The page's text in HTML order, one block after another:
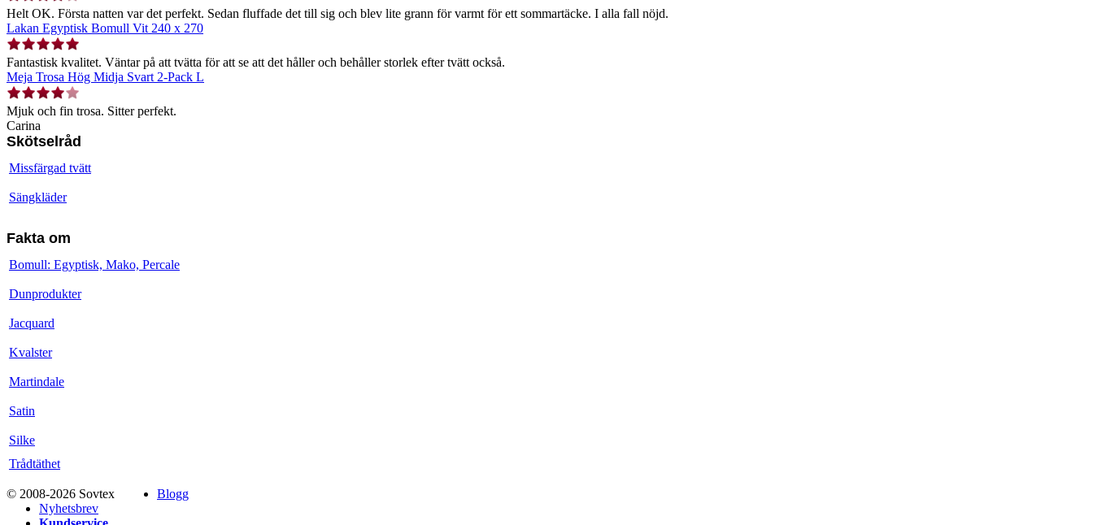
Helt OK. Första natten var det perfekt. Sedan fluffade det till sig och blev lite grann för varmt för ett sommartäcke. I alla fall nöjd.
Lakan Egyptisk Bomull Vit 240 x 270
Fantastisk kvalitet. Väntar på att tvätta för att se att det håller och behåller storlek efter tvätt också.
Meja Trosa Hög Midja Svart 2-Pack L
Mjuk och fin trosa. Sitter perfekt.
Carina
Skötselråd
Missfärgad tvätt
Sängkläder
Fakta om
Bomull: Egyptisk, Mako, Percale
Dunprodukter
Jacquard
Kvalster
Martindale
Satin
Silke
Trådtäthet
© 2008-2026 Sovtex
Blogg
Nyhetsbrev